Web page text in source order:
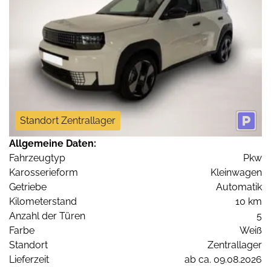
Standort Zentrallager
Allgemeine Daten:
Fahrzeugtyp
Pkw
Karosserieform
Kleinwagen
Getriebe
Automatik
Kilometerstand
10 km
Anzahl der Türen
5
Farbe
Weiß
Standort
Zentrallager
Lieferzeit
ab ca. 09.08.2026